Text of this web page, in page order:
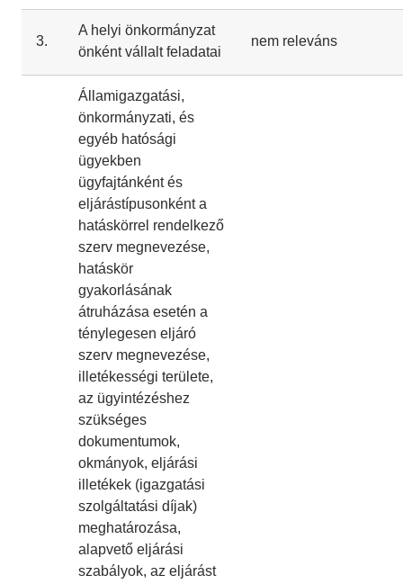
3.
A helyi önkormányzat
önként vállalt feladatai
nem releváns
Államigazgatási,
önkormányzati, és
egyéb hatósági
ügyekben
ügyfajtánként és
eljárástípusonként a
hatáskörrel rendelkező
szerv megnevezése,
hatáskör
gyakorlásának
átruházása esetén a
ténylegesen eljáró
szerv megnevezése,
illetékességi területe,
az ügyintézéshez
szükséges
dokumentumok,
okmányok, eljárási
illetékek (igazgatási
szolgáltatási díjak)
meghatározása,
alapvető eljárási
szabályok, az eljárást